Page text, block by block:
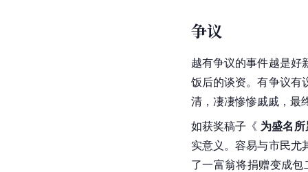
争议
越有争议的事件越是好
饭后的谈资。有争议有
清，凄凄惨惨戚戚，最
如获奖稿子《 为盛名
实意义。容易与市民尤
了一富翁将捐赠变成